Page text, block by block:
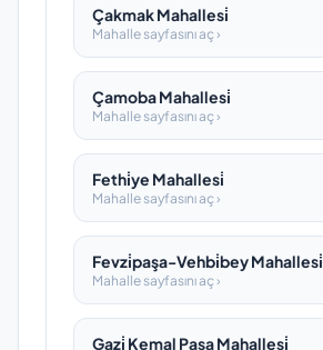
Çakmak Mahallesi̇
Mahalle sayfasını aç ›
Çamoba Mahallesi̇
Mahalle sayfasını aç ›
Fethi̇ye Mahallesi̇
Mahalle sayfasını aç ›
Fevzi̇paşa-Vehbi̇bey Mahallesi̇
Mahalle sayfasını aç ›
Gazi̇ Kemal Paşa Mahallesi̇